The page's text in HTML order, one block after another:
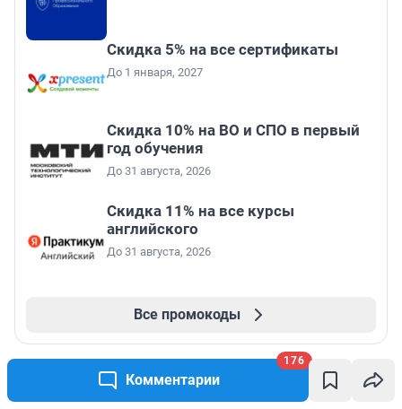
Комментарии
176
Скидка 5% на все сертификаты
До 1 января, 2027
Скидка 10% на ВО и СПО в первый
год обучения
До 31 августа, 2026
Скидка 11% на все курсы
английского
До 31 августа, 2026
Все промокоды